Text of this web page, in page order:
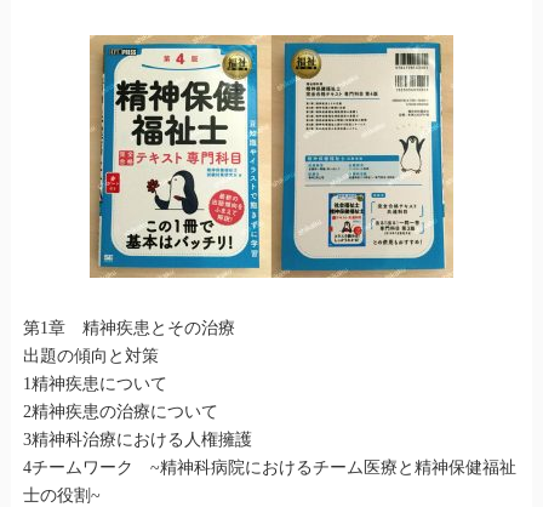
第1章 精神疾患とその治療
出題の傾向と対策
1精神疾患について
2精神疾患の治療について
3精神科治療における人権擁護
4チームワーク ~精神科病院におけるチーム医療と精神保健福祉
士の役割~